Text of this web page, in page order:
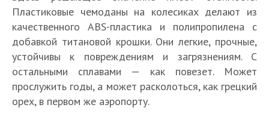
Пластиковые чемоданы на колесиках делают из
качественного ABS-пластика и полипропилена с
добавкой титановой крошки. Они легкие, прочные,
устойчивы к повреждениям и загрязнениям. С
остальными сплавами — как повезет. Может
прослужить годы, а может расколоться, как грецкий
орех, в первом же аэропорту.